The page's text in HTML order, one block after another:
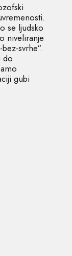
se ljudsko
niveliranje
svrhe“.
do
gubi